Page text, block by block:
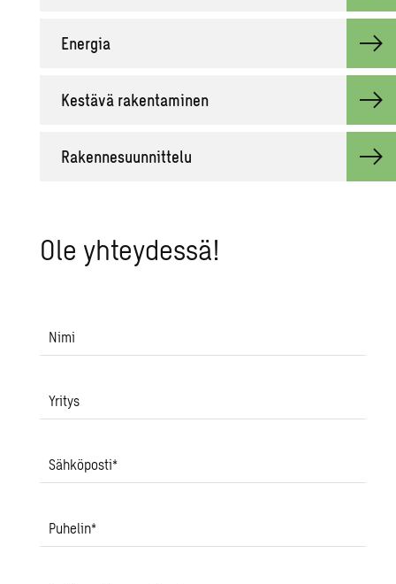
Ener­gia
Kes­tä­vä ra­ken­ta­mi­nen
Ra­ken­ne­suun­nit­te­lu
Ole yh­tey­des­sä!
Nimi
Yritys
Sähköposti*
Puhelin*